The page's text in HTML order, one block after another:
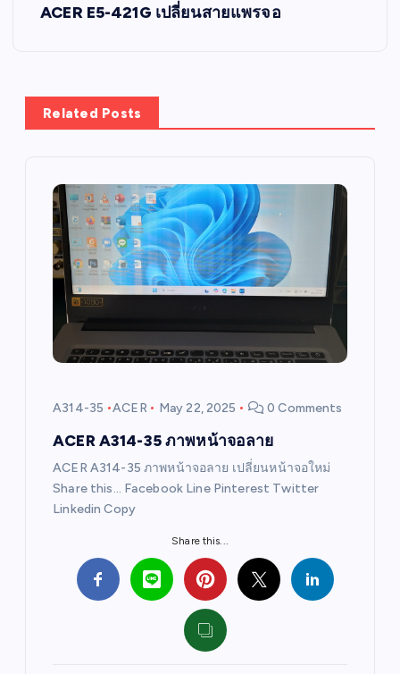
n
a
ACER E5-421G เปลี่ยนสายแพรจอ
Related Posts
A314-35 ACER May 22, 2025 0 Comments
ACER A314-35 ภาพหน้าจอลาย
ACER A314-35 ภาพหน้าจอลาย เปลี่ยนหน้าจอใหม่
Share this… Facebook Line Pinterest Twitter
Linkedin Copy
Share this...